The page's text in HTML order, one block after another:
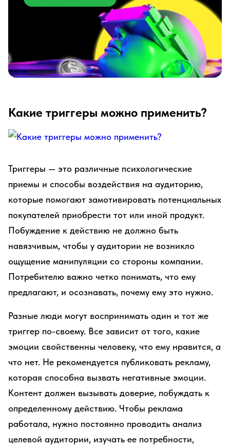
Какие триггеры можно применить?
Триггеры — это различные психологические
приемы и способы воздействия на аудиторию,
которые помогают замотивировать потенциальных
покупателей приобрести тот или иной продукт.
Побуждение к действию не должно быть
навязчивым, чтобы у аудитории не возникло
ощущение манипуляции со стороны компании.
Потребителю важно четко понимать, что ему
предлагают, и осознавать, почему ему это нужно.
Разные люди могут воспринимать один и тот же
триггер по-своему. Все зависит от того, какие
эмоции свойственны человеку, что ему нравится, а
что нет. Не рекомендуется публиковать рекламу,
которая способна вызвать негативные эмоции.
Контент должен вызывать доверие, побуждать к
определенному действию. Чтобы реклама
работала, нужно постоянно проводить анализ
целевой аудитории, изучать ее потребности,